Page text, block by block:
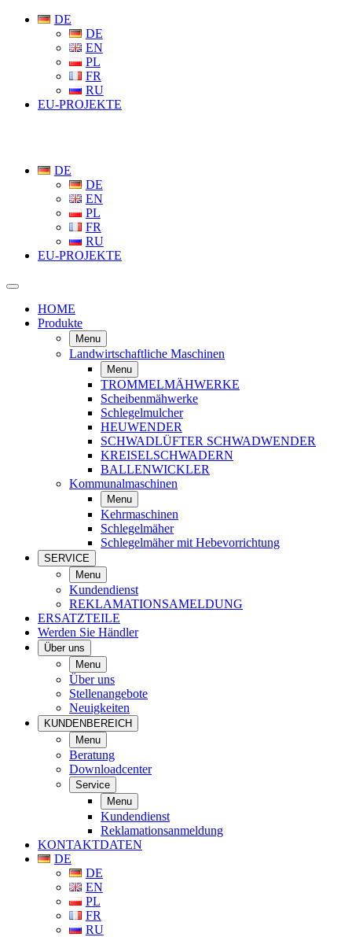
DE
DE
EN
PL
FR
RU
EU-PROJEKTE
DE
DE
EN
PL
FR
RU
EU-PROJEKTE
HOME
Produkte
Menu
Landwirtschaftliche Maschinen
Menu
TROMMELMÄHWERKE
Scheibenmähwerke
Schlegelmulcher
HEUWENDER
SCHWADLÜFTER SCHWADWENDER
KREISELSCHWADERN
BALLENWICKLER
Kommunalmaschinen
Menu
Kehrmaschinen
Schlegelmäher
Schlegelmäher mit Hebevorrichtung
SERVICE
Menu
Kundendienst
REKLAMATIONSAMELDUNG
ERSATZTEILE
Werden Sie Händler
Über uns
Menu
Über uns
Stellenangebote
Neuigkeiten
KUNDENBEREICH
Menu
Beratung
Downloadcenter
Service
Menu
Kundendienst
Reklamationsanmeldung
KONTAKTDATEN
DE
DE
EN
PL
FR
RU